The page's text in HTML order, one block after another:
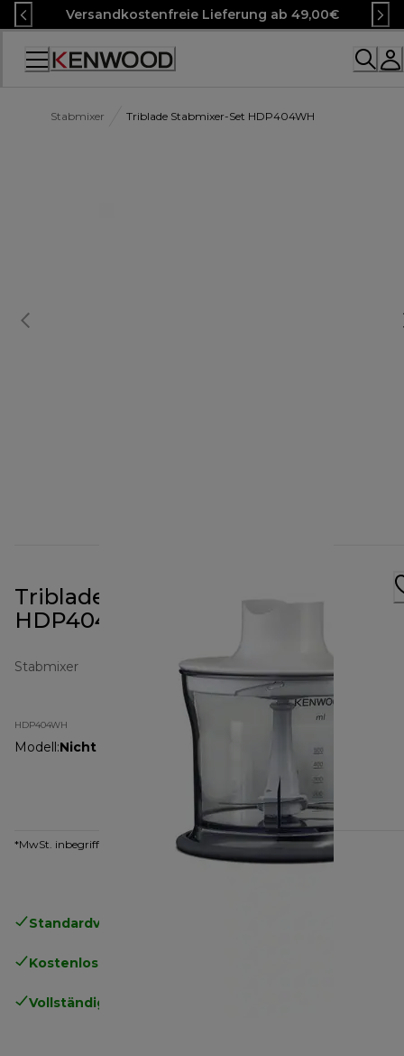
Skip
to
Content
Versandkostenfreie Lieferung ab 49,00€
Accessibility
Stabmixer Triblade Stabmixer-Set HDP404WH
Triblade Stabmixer-Set
HDP404WH
Stabmixer
HDP404WH
Modell:Nicht angegeben
*MwSt. inbegriffen
Standardversand kostenlos
Kostenlose Rücksendungen
Vollständige Herstellergarantie